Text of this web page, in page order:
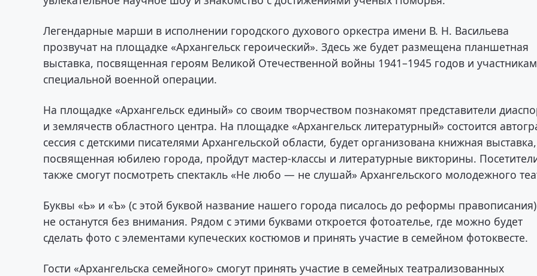
Легендарные марши в исполнении городского духового оркестра имени В. Н. Васильева
прозвучат на площадке «Архангельск героический». Здесь же будет размещена планшетная
выставка, посвященная героям Великой Отечественной войны 1941–1945 годов и участникам
специальной военной операции.
На площадке «Архангельск единый» со своим творчеством познакомят представители
и землячеств областного центра. На площадке «Архангельск литературный» состоится
сессия с детскими писателями Архангельской области, будет организована книжная выставка,
посвященная юбилею города, пройдут мастер-классы и литературные викторины.
также смогут посмотреть спектакль «Не любо — не слушай» Архангельского молодежного
Буквы «Ь» и «Ъ» (с этой буквой название нашего города писалось до реформы правописания)
не останутся без внимания. Рядом с этими буквами откроется фотоателье, где можно будет
сделать фото с элементами купеческих костюмов и принять участие в семейном фотоквесте.
Гости «Архангельска семейного» смогут принять участие в семейных театрализованных